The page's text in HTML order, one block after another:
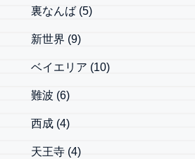
裏なんば (5)
新世界 (9)
ベイエリア (10)
難波 (6)
西成 (4)
天王寺 (4)